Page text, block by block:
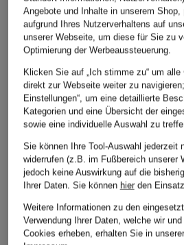
Angebote und Inhalte in unserem Shop,
aufgrund Ihres Nutzerverhaltens auf
unserer Webseite, um diese für Sie zu
Optimierung der Werbeaussteuerung.
Klicken Sie auf „Ich stimme zu“ um
direkt zur Webseite weiter zu
Einstellungen“, um eine detaillierte
Kategorien und eine Übersicht der
sowie eine individuelle Auswahl zu
Sie können Ihre Tool-Auswahl jederzeit
widerrufen (z.B. im Fußbereich unserer
jedoch keine Auswirkung auf die
Ihrer Daten. Sie können hierden
Weitere Informationen zu den
Verwendung Ihrer Daten, welche wir
Cookies erheben, erhalten Sie in unserer